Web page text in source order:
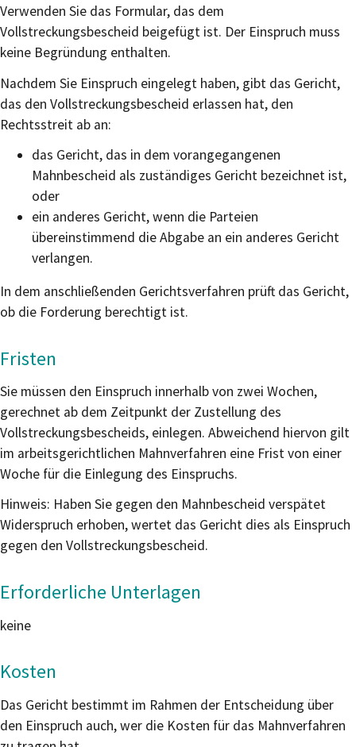
Verwenden Sie das Formular, das dem
Vollstreckungsbescheid beigefügt ist. Der Einspruch muss
keine Begründung enthalten.
Nachdem Sie Einspruch eingelegt haben, gibt das Gericht,
das den Vollstreckungsbescheid erlassen hat, den
Rechtsstreit ab an:
das Gericht, das in dem vorangegangenen
Mahnbescheid als zuständiges Gericht bezeichnet ist,
oder
ein anderes Gericht, wenn die Parteien
übereinstimmend die Abgabe an ein anderes Gericht
verlangen.
In dem anschließenden Gerichtsverfahren prüft das Gericht,
ob die Forderung berechtigt ist.
Fristen
Sie müssen den Einspruch innerhalb von zwei Wochen,
gerechnet ab dem Zeitpunkt der Zustellung des
Vollstreckungsbescheids, einlegen. Abweichend hiervon gilt
im arbeitsgerichtlichen Mahnverfahren eine Frist von einer
Woche für die Einlegung des Einspruchs.
Hinweis: Haben Sie gegen den Mahnbescheid verspätet
Widerspruch erhoben, wertet das Gericht dies als Einspruch
gegen den Vollstreckungsbescheid.
Erforderliche Unterlagen
keine
Kosten
Das Gericht bestimmt im Rahmen der Entscheidung über
den Einspruch auch, wer die Kosten für das Mahnverfahren